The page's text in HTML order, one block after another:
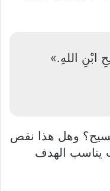
ابْنِ اللهِ.»
وهل هذا نقص
يناسب الهدف